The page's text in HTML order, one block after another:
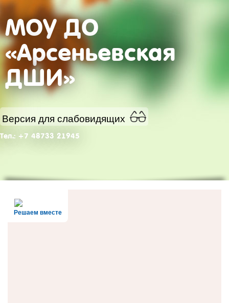
МОУ ДО
«Арсеньевская
ДШИ»
Версия для слабовидящих
Тел.: +7 48733 21945
Решаем вместе